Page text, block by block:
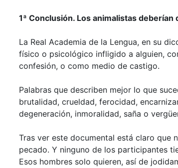
1ª Conclusión. Los animalistas
La Real Academia de la Lengua, en su
físico o psicológico infligido a alguien,
confesión, o como medio de castigo.
Palabras que describen mejor lo que
brutalidad, crueldad, ferocidad,
degeneración, inmoralidad, saña o
Tras ver este documental está claro que
pecado. Y ninguno de los participantes
Esos hombres solo quieren, así de